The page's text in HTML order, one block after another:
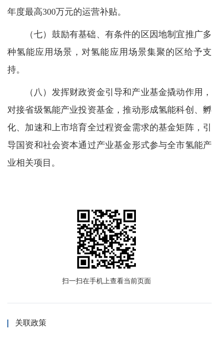
年度最高300万元的运营补贴。
（七）鼓励有基础、有条件的区因地制宜推广多
种氢能应用场景，对氢能应用场景集聚的区给予支
持。
（八）发挥财政资金引导和产业基金撬动作用，
对接省级氢能产业投资基金，推动形成氢能科创、孵
化、加速和上市培育全过程资金需求的基金矩阵，引
导国资和社会资本通过产业基金形式参与全市氢能产
业相关项目。
扫一扫在手机上查看当前页面
关联政策